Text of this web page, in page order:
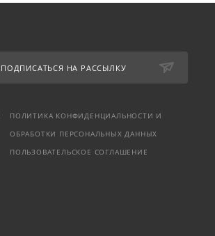
ПОДПИСАТЬСЯ НА РАССЫЛКУ
ПОЛИТИКА КОНФИДЕНЦИАЛЬНОСТИ И
ОБРАБОТКИ ПЕРСОНАЛЬНЫХ ДАННЫХ
ПОЛЬЗОВАТЕЛЬСКОЕ СОГЛАШЕНИЕ